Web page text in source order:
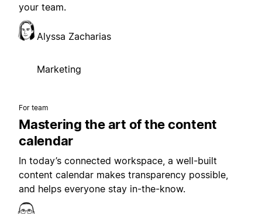
your team.
Alyssa Zacharias
Marketing
For team
Mastering the art of the content
calendar
In today’s connected workspace, a well-built
content calendar makes transparency possible,
and helps everyone stay in-the-know.